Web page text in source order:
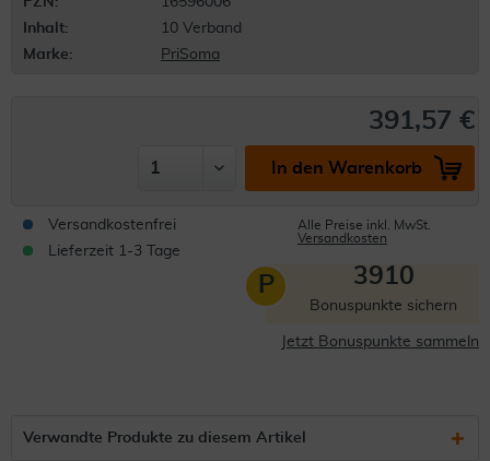
Inhalt:
10 Verband
Marke:
PriSoma
391,57 €
In den Warenkorb
Versandkostenfrei
Lieferzeit 1-3 Tage
Alle Preise inkl. MwSt.
Versandkosten
P 3910
Bonuspunkte sichern
Jetzt Bonuspunkte sammeln
Verwandte Produkte zu diesem Artikel